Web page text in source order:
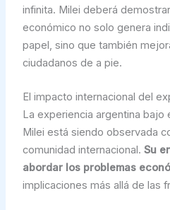
infinita. Milei deberá
económico no solo genera
papel, sino que también
ciudadanos de a pie.
El impacto internacional del
La experiencia argentina
Milei está siendo observada
comunidad internacional. Su
abordar los problemas
implicaciones más allá de las